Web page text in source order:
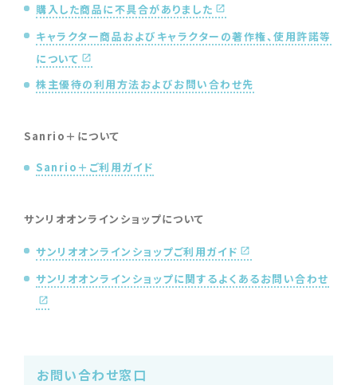
購入した商品に不具合がありました
キャラクター商品およびキャラクターの著作権、使用許諾等
について
株主優待の利用方法およびお問い合わせ先
Sanrio＋について
Sanrio＋ご利用ガイド
サンリオオンラインショップについて
サンリオオンラインショップご利用ガイド
サンリオオンラインショップに関するよくあるお問い合わせ
お問い合わせ窓口